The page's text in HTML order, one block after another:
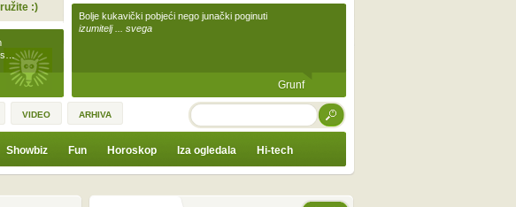
:)
Bolje kukavički pobjeći nego junački poginuti
izumitelj ... svega
Grunf
VIDEO ARHIVA TRAŽI
Showbiz Fun Horoskop Iza ogledala Hi-tech